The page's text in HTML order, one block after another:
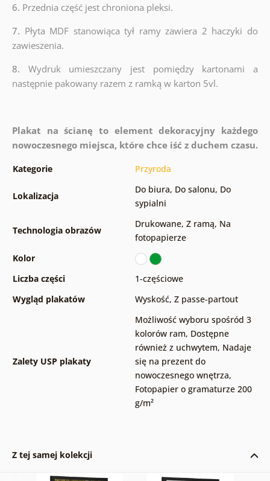
6. Przednia część jest chroniona pleksi.
7. Płyta MDF stanowiąca tył ramy zawiera 2 haczyki do
zawieszenia.
8. Wydruk umieszczany jest pomiędzy kartonami a
następnie pakowany razem z ramką w karton 5vl.
Plakat na ścianę to element dekoracyjny każdego
nowoczesnego miejsca, które chce iść z duchem czasu.
Kategorie Przyroda
Lokalizacja
Do biura, Do salonu, Do
sypialni
Technologia obrazów
Drukowane, Z ramą, Na
fotopapierze
Kolor
Liczba części
1-częściowe
Wygląd plakatów
Wyskość, Z passe-partout
Zalety USP plakaty
Możliwość wyboru spośród 3
kolorów ram, Dostępne
również z uchwytem, Nadaje
się na prezent do
nowoczesnego wnętrza,
Fotopapier o gramaturze 200
g/m²
Z tej samej kolekcji